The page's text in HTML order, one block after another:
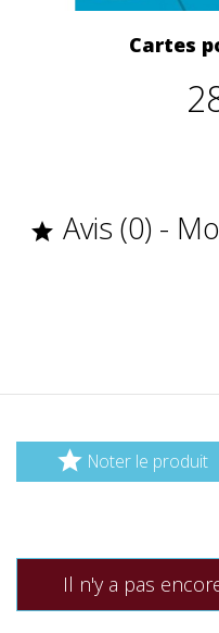
Cartes
 Avis (0) -
 Noter le produit
Il n'y a pas